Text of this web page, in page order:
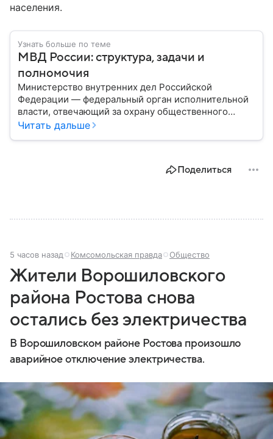
населения.
Узнать больше по теме
МВД России: структура, задачи и
полномочия
Министерство внутренних дел Российской
Федерации — федеральный орган исполнительной
власти, отвечающий за охрану общественного
порядка, борьбу с преступностью, обеспечение
России, какие задачи выполняет министерство, как
Читать дальше
Поделиться
5 часов назад Комсомольская правда Общество
Жители Ворошиловского
района Ростова снова
остались без электричества
В Ворошиловском районе Ростова произошло
аварийное отключение электричества.